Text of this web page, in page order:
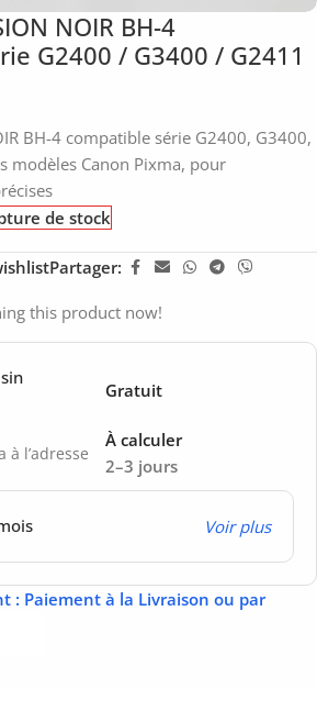
NOIR BH-4
G2400 / G3400 / G2411
BH-4 compatible série G2400, G3400,
modèles Canon Pixma, pour
de stock
Partager:
this product now!
Gratuit
l’adresse
2–3 jours
À calculer
Voir plus
: Paiement à la Livraison ou par